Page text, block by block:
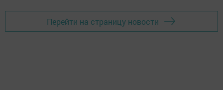
Перейти на страницу новости